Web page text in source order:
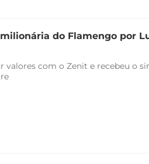
do Flamengo por
valores com o Zenit e recebeu o